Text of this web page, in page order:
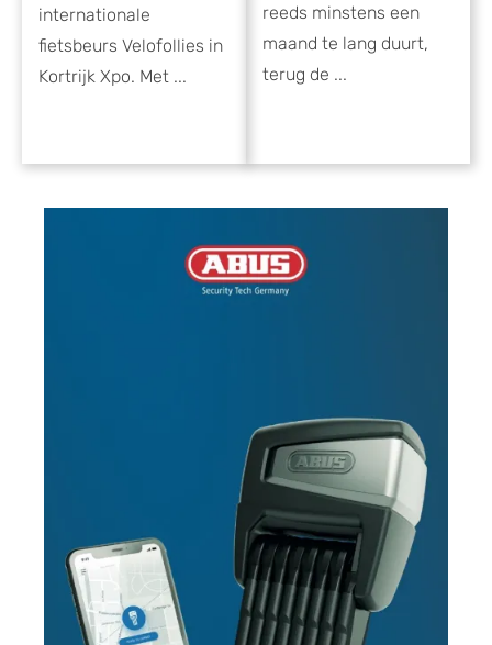
internationale
fietsbeurs Velofollies in
Kortrijk Xpo. Met ...
reeds minstens een
maand te lang duurt,
terug de ...